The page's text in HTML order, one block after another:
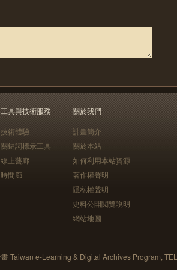
工具與技術服務
技術體驗
關鍵詞標示工具
線上藝廊
時間廊
關於我們
計畫簡介
關於本站
如何利用本站資源
著作權聲明
隱私權聲明
史料公開閱覽說明
網站地圖
Taiwan e-Learning & Digital Archives Program,